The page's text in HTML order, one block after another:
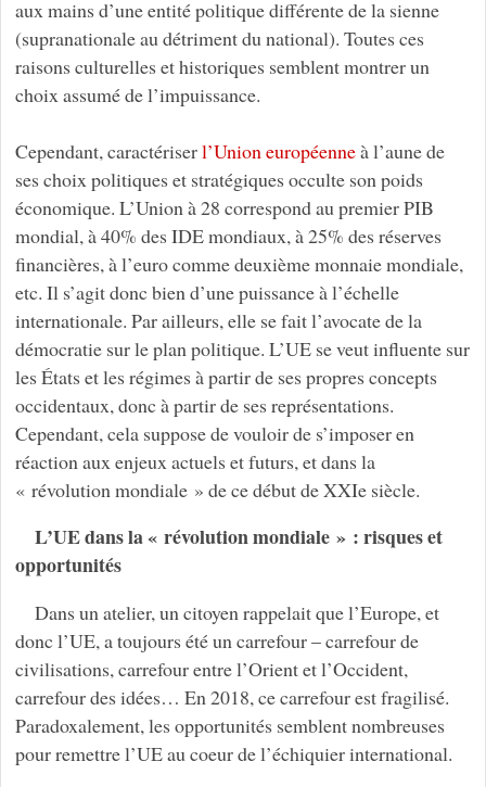
aux mains d’une entité politique différente de la sienne
(supranationale au détriment du national). Toutes ces
raisons culturelles et historiques semblent montrer un
choix assumé de l’impuissance.
Cependant, caractériserl’Union européenneà l’aune de
ses choix politiques et stratégiques occulte son poids
économique. L’Union à 28 correspond au premier PIB
mondial, à 40% des IDE mondiaux, à 25% des réserves
financières, à l’euro comme deuxième monnaie mondiale,
etc. Il s’agit donc bien d’une puissance à l’échelle
internationale. Par ailleurs, elle se fait l’avocate de la
démocratie sur le plan politique. L’UE se veut influente sur
les États et les régimes à partir de ses propres concepts
occidentaux, donc à partir de ses représentations.
Cependant, cela suppose de vouloir de s’imposer en
réaction aux enjeux actuels et futurs, et dans la
« révolution mondiale » de ce début de XXIe siècle.
L’UE dans la « révolution mondiale » : risques et
opportunités
Dans un atelier, un citoyen rappelait que l’Europe, et
donc l’UE, a toujours été un carrefour – carrefour de
civilisations, carrefour entre l’Orient et l’Occident,
carrefour des idées… En 2018, ce carrefour est fragilisé.
Paradoxalement, les opportunités semblent nombreuses
pour remettre l’UE au coeur de l’échiquier international.